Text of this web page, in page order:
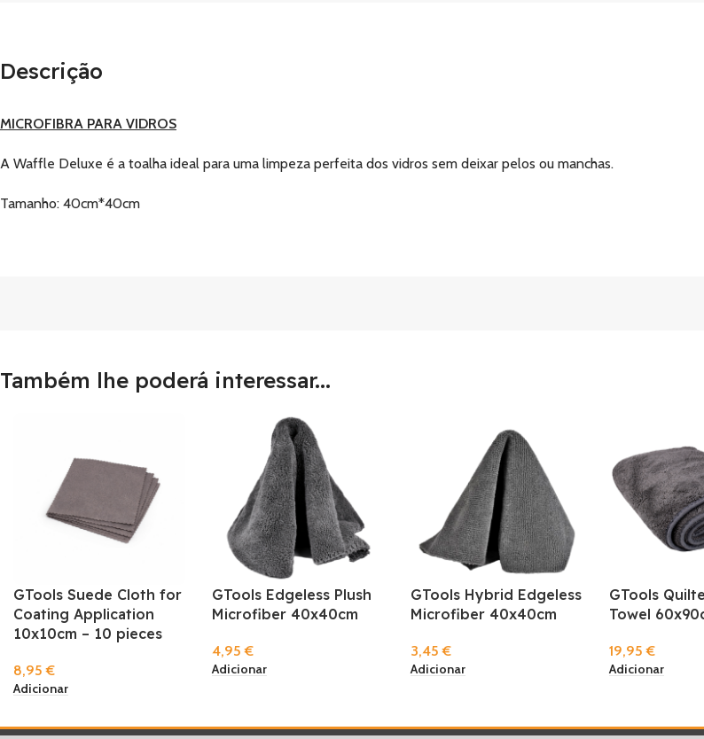
Descrição
MICROFIBRA PARA VIDROS
A Waffle Deluxe é a toalha ideal para uma limpeza perfeita dos vidros sem deixar pelos ou manchas.
Tamanho: 40cm*40cm
Também lhe poderá interessar...
GTools Suede Cloth for
Coating Application
10x10cm – 10 pieces
8,95€
Adicionar
GTools Edgeless Plush
Microfiber 40x40cm
4,95€
Adicionar
GTools Hybrid Edgeless
Microfiber 40x40cm
3,45€
Adicionar
GTools
Towel
19,95€
Adicionar